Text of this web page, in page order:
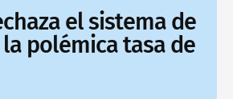
el sistema de
polémica tasa de